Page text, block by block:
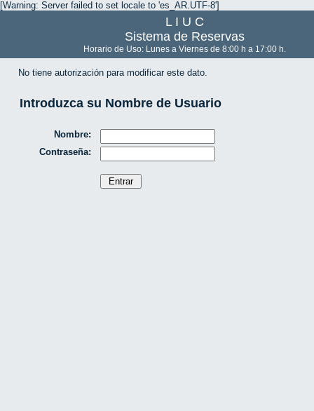
[Warning: Server failed to set locale to 'es_AR.UTF-8']
L I U C
Sistema de Reservas
Horario de Uso: Lunes a Viernes de 8:00 h a 17:00 h.
No tiene autorización para modificar este dato.
Introduzca su Nombre de Usuario
Nombre:
Contraseña: